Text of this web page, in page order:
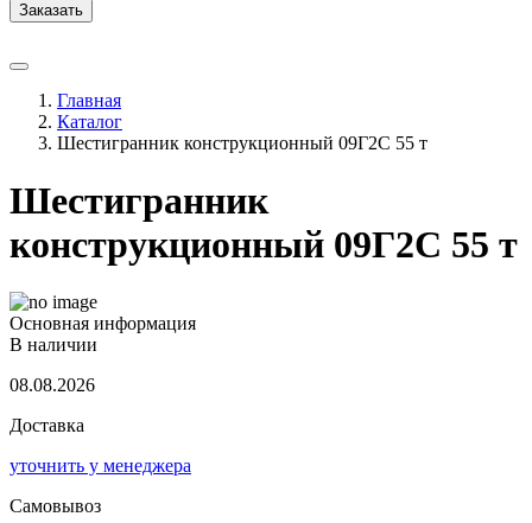
Заказать
Главная
Каталог
Шестигранник конструкционный 09Г2С 55 т
Шестигранник
конструкционный 09Г2С 55 т
Основная информация
В наличии
08.08.2026
Доставка
уточнить у менеджера
Самовывоз